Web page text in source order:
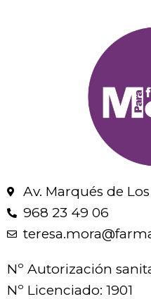
Av. Marqués de
968 23 49 06
Nº Autorización
Nº Licenciado: 1901